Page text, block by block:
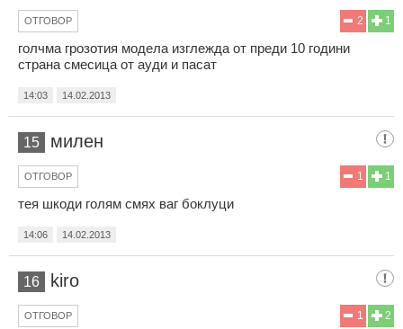
1
2
ОТГОВОР
голчма грозотия модела изглежда от преди 10 години
страна смесица от ауди и пасат
14:03 14.02.2013
15 милен
1
1
ОТГОВОР
тея шкоди голям смях ваг боклуци
14:06 14.02.2013
16 kiro
2
1
ОТГОВОР